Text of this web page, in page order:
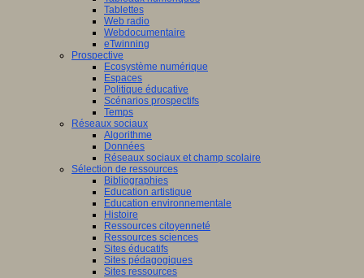
Tablettes
Web radio
Webdocumentaire
eTwinning
Prospective
Ecosystème numérique
Espaces
Politique éducative
Scénarios prospectifs
Temps
Réseaux sociaux
Algorithme
Données
Réseaux sociaux et champ scolaire
Sélection de ressources
Bibliographies
Education artistique
Education environnementale
Histoire
Ressources citoyenneté
Ressources sciences
Sites éducatifs
Sites pédagogiques
Sites ressources